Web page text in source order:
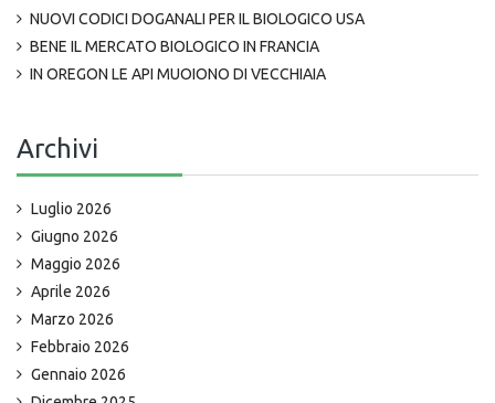
NUOVI CODICI DOGANALI PER IL BIOLOGICO USA
BENE IL MERCATO BIOLOGICO IN FRANCIA
IN OREGON LE API MUOIONO DI VECCHIAIA
Archivi
Luglio 2026
Giugno 2026
Maggio 2026
Aprile 2026
Marzo 2026
Febbraio 2026
Gennaio 2026